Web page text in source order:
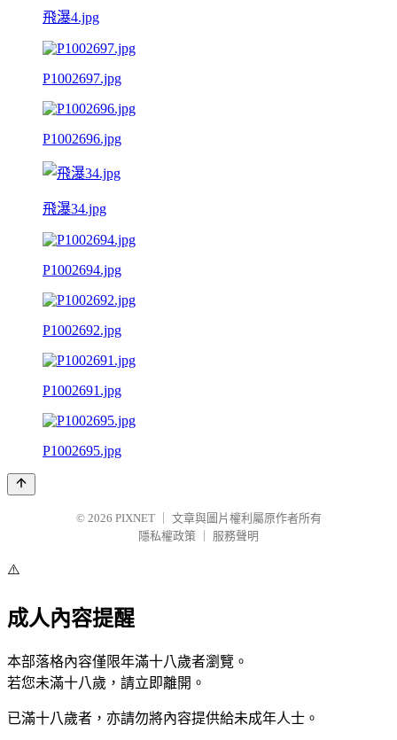
飛瀑4.jpg
P1002697.jpg
P1002696.jpg
飛瀑34.jpg
P1002694.jpg
P1002692.jpg
P1002691.jpg
P1002695.jpg
© 2026 PIXNET
文章與圖片權利屬原作者所有
隱私權政策
服務聲明
⚠️
成人內容提醒
本部落格內容僅限年滿十八歲者瀏覽。
若您未滿十八歲，請立即離開。
已滿十八歲者，亦請勿將內容提供給未成年人士。